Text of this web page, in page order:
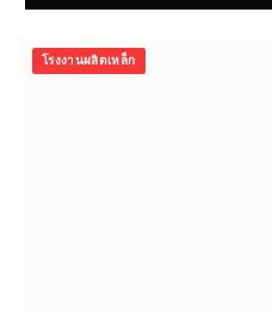
โรงงานผลิตเหล็ก